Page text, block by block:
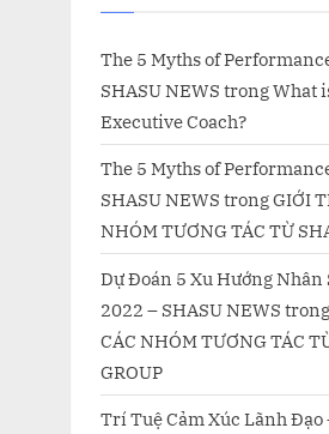
The 5 Myths of
SHASU NEWS trongWhat
Executive Coach?
The 5 Myths of
SHASU NEWS trongGIỚI
NHÓM TƯƠNG TÁC TỪ
Dự Đoán 5 Xu Hướng Nhân
2022 – SHASU NEWS trong
CÁC NHÓM TƯƠNG TÁC
GROUP
Trí Tuệ Cảm Xúc Lãnh Đạo